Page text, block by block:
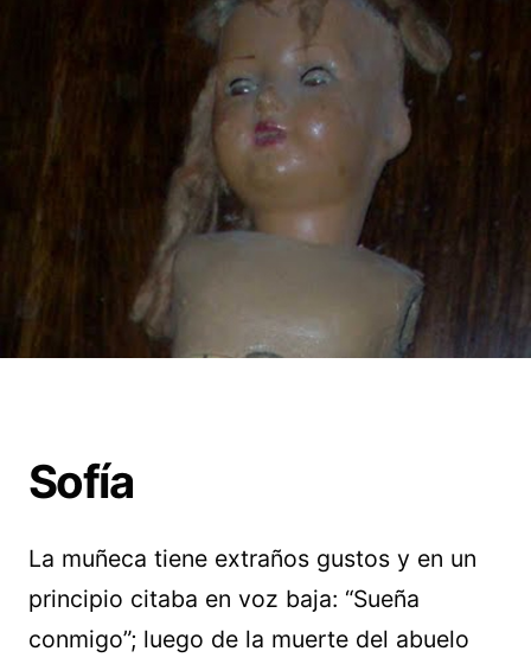
Sofía
La muñeca tiene extraños gustos y en un
principio citaba en voz baja: “Sueña
conmigo”; luego de la muerte del abuelo